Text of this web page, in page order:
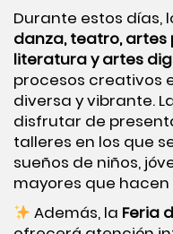
Durante estos días,
danza, teatro, artes
literatura y artes
procesos creativos
diversa y vibrante.
disfrutar de
talleres en los que
sueños de niños,
mayores que
Además, la Feria